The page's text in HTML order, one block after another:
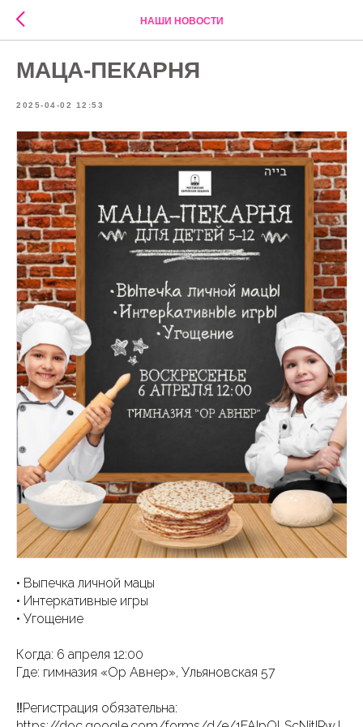
НАШИ НОВОСТИ
МАЦА-ПЕКАРНЯ
2025-04-02 12:53
• Выпечка личной мацы
• Интеркативные игры
• Угощение
Когда: 6 апреля 12:00
Где: гимназия «Ор Авнер», Ульяновская 57
‼️Регистрация обязательна: